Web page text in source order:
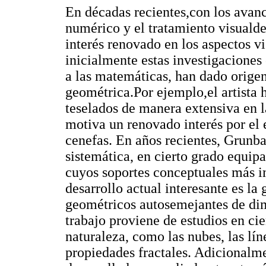
En décadas recientes,con los
numérico y el tratamiento
interés renovado en los aspectos
inicialmente estas
a las matemáticas, han dado
geométrica.Por ejemplo,el artista
teselados de manera extensiva en
motiva un renovado interés por el
cenefas. En años recientes,
sistemática, en cierto grado
cuyos soportes conceptuales más
desarrollo actual interesante es
geométricos autosemejantes de
trabajo proviene de estudios en
naturaleza, como las nubes, las
propiedades fractales.